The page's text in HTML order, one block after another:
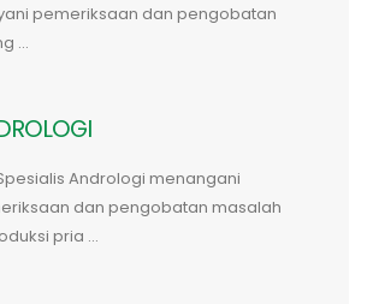
pemeriksaan dan pengobatan
...
Andrologi menangani
dan pengobatan masalah
pria ...